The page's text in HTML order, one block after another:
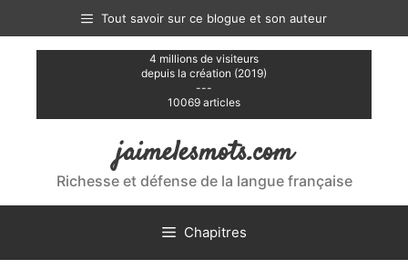
contenu
Tout savoir sur ce blogue et son auteur
4 millions de visiteurs
depuis la création (2019)
---
10069 articles
jaimelesmots.com
Richesse et défense de la langue française
Chapitres